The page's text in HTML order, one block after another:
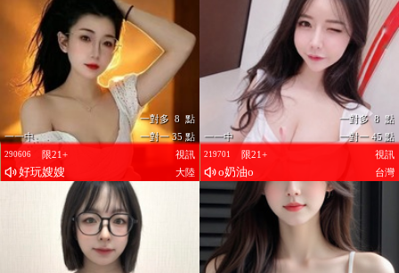
一一中
一對多 8 點
一對一 35 點
限21+
視訊
290606
好玩嫂嫂 大陸
一一中
一對多 8 點
一對一 45 點
限21+
視訊
219701
o奶油o 台灣